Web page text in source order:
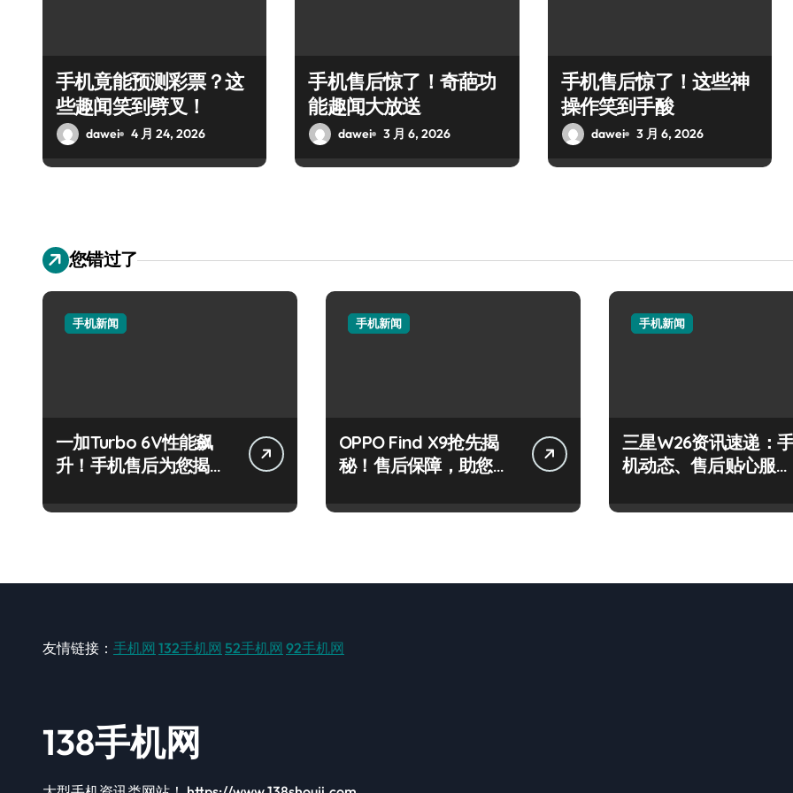
手机竟能预测彩票？这
些趣闻笑到劈叉！
dawei 4 月 24, 2026
手机售后惊了！奇葩功
能趣闻大放送
dawei 3 月 6, 2026
手机售后惊了！这些神
操作笑到手酸
dawei 3 月 6, 2026
您错过了
手机新闻
一加Turbo 6V性能飙
升！手机售后为您揭秘
手机新闻
OPPO Find X9抢先揭
秘！售后保障，助您畅
手机新闻
三星W26资讯速递：
机动态、售后贴心服务
友情链接： 手机网 132手机网 52手机网 92手机网
138手机网